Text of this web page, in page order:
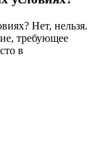
Нет, нельзя.
требующее
в